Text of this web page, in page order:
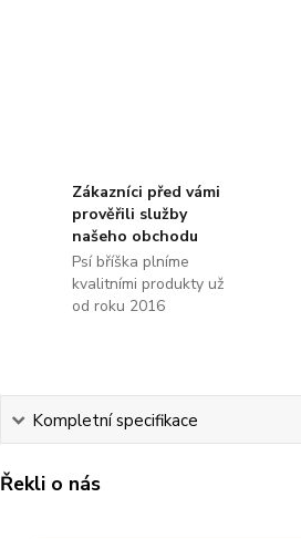
Zákazníci před vámi
prověřili služby
našeho obchodu
Psí bříška plníme
kvalitními produkty už
od roku 2016
Kompletní specifikace
Řekli o nás